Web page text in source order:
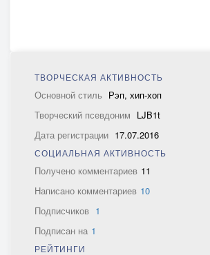
ТВОРЧЕСКАЯ АКТИВНОСТЬ
Основной стиль Рэп, хип-хоп
Творческий псевдоним LJB1t
Дата регистрации 17.07.2016
СОЦИАЛЬНАЯ АКТИВНОСТЬ
Получено комментариев 11
Написано комментариев 10
Подписчиков 1
Подписан на 1
РЕЙТИНГИ